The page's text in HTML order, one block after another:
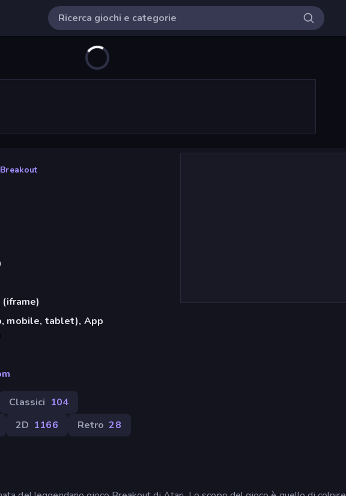
)
mobile, tablet), App
Classici 104
2D 1166 Retro 28